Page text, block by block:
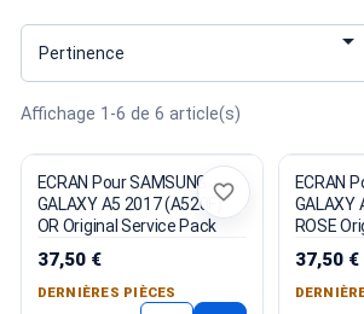
Pertinence 
Affichage 1-6 de 6 article(s)
ECRAN Pour SAMSUNG
GALAXY A5 2017 (A520F)
OR Original Service Pack
37,50 €
DERNIÈRES PIÈCES
favorite_border
ECRAN Pour SAMSUNG
GALAXY
ROSE
37,50 €